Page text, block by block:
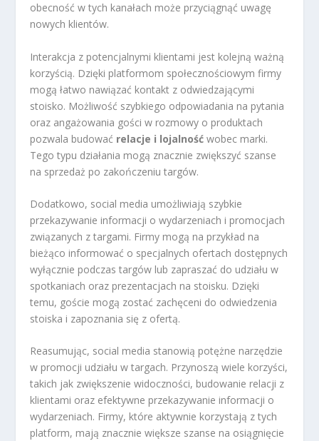
obecność w tych kanałach może przyciągnąć uwagę
nowych klientów.
Interakcja z potencjalnymi klientami jest kolejną ważną
korzyścią. Dzięki platformom społecznościowym firmy
mogą łatwo nawiązać kontakt z odwiedzającymi
stoisko. Możliwość szybkiego odpowiadania na pytania
oraz angażowania gości w rozmowy o produktach
pozwala budować relacje i lojalność wobec marki.
Tego typu działania mogą znacznie zwiększyć szanse
na sprzedaż po zakończeniu targów.
Dodatkowo, social media umożliwiają szybkie
przekazywanie informacji o wydarzeniach i promocjach
związanych z targami. Firmy mogą na przykład na
bieżąco informować o specjalnych ofertach dostępnych
wyłącznie podczas targów lub zapraszać do udziału w
spotkaniach oraz prezentacjach na stoisku. Dzięki
temu, goście mogą zostać zachęceni do odwiedzenia
stoiska i zapoznania się z ofertą.
Reasumując, social media stanowią potężne narzędzie
w promocji udziału w targach. Przynoszą wiele korzyści,
takich jak zwiększenie widoczności, budowanie relacji z
klientami oraz efektywne przekazywanie informacji o
wydarzeniach. Firmy, które aktywnie korzystają z tych
platform, mają znacznie większe szanse na osiągnięcie